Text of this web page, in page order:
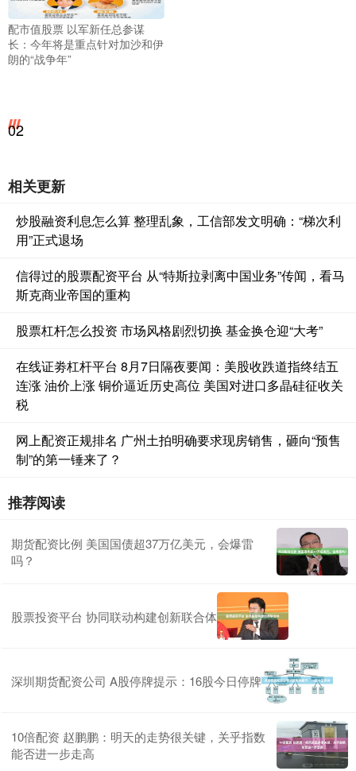
配市值股票 以军新任总参谋
长：今年将是重点针对加沙和伊
朗的“战争年”
02
相关更新
炒股融资利息怎么算 整理乱象，工信部发文明确：“梯次利
用”正式退场
信得过的股票配资平台 从“特斯拉剥离中国业务”传闻，看马
斯克商业帝国的重构
股票杠杆怎么投资 市场风格剧烈切换 基金换仓迎“大考”
在线证劵杠杆平台 8月7日隔夜要闻：美股收跌道指终结五
连涨 油价上涨 铜价逼近历史高位 美国对进口多晶硅征收关
税
网上配资正规排名 广州土拍明确要求现房销售，砸向“预售
制”的第一锤来了？
推荐阅读
期货配资比例 美国国债超37万亿美元，会爆雷
吗？
股票投资平台 协同联动构建创新联合体
深圳期货配资公司 A股停牌提示：16股今日停牌
10倍配资 赵鹏鹏：明天的走势很关键，关乎指数
能否进一步走高